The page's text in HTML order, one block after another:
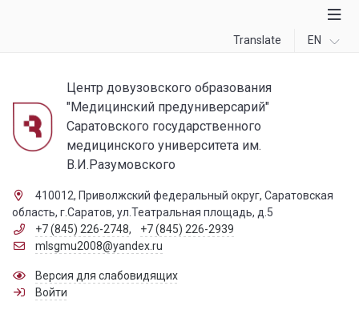
Translate EN
Центр довузовского образования
"Медицинский предуниверсарий"
Саратовского государственного
медицинского университета им.
В.И.Разумовского
410012, Приволжский федеральный округ, Саратовская
область, г.Саратов, ул.Театральная площадь, д.5
+7 (845) 226-2748,
+7 (845) 226-2939
mlsgmu2008@yandex.ru
Версия для слабовидящих
Войти